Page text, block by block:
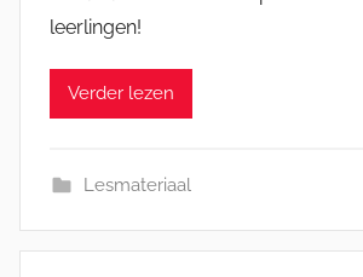
leerlingen!
Verder lezen
Lesmateriaal